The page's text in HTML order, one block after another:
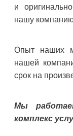
и
нашу
Опыт наших
нашей
срок на
Мы
комплекс